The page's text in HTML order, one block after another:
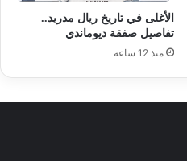
الأغلى في تاريخ ريال مدريد..
تفاصيل صفقة ديوماندي
منذ 12 ساعة